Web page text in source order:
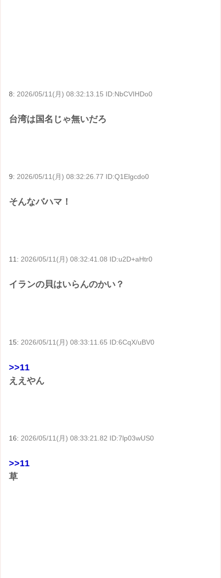
8: 2026/05/11(月) 08:32:13.15 ID:NbCVIHDo0
台湾は国名じゃ無いだろ
9: 2026/05/11(月) 08:32:26.77 ID:Q1Elgcdo0
そんなバハマ！
11:2026/05/11(月) 08:32:41.08 ID:u2D+aHtr0
イランの貝はいらんのかい？
15: 2026/05/11(月) 08:33:11.65 ID:6CqX/uBV0
>>11
ええやん
16: 2026/05/11(月) 08:33:21.82 ID:7lp03wUS0
>>11
草